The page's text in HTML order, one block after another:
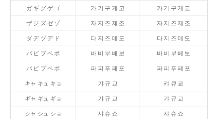
ガ ギ グ ゲ ゴ 가 기 구 게 고 가 기 구 게 고
ザ ジ ズ ゼ ゾ 자 지 즈 제 조 자 지 즈 제 조
ダ ヂ ヅ デ ド 다 지 즈 데 도 다 지 즈 데 도
バ ビ ブ ベ ボ 바 비 부 베 보 바 비 부 베 보
パ ピ プ ペ ポ 파 피 푸 페 포 파 피 푸 페 포
キャ キュ キョ 갸 규 교 캬 큐 쿄
ギャ ギュ ギョ 갸 규 교 갸 규 교
シャ シュ ショ 샤 슈 쇼 샤 슈 쇼